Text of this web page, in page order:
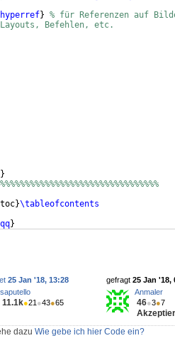
hyperref} % für Referenzen auf
Layouts, Befehlen, etc.
}
toc}\tableofcontents
}
gefragt 25 Jan '18,
Anmaler
46●3●7
25 Jan '18, 13:28
saputello
11.1k●21 ●43●65
dazu Wie gebe ich hier Code ein?